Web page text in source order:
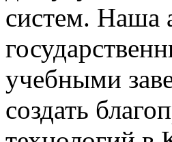
систем. Наша
учебными
создать